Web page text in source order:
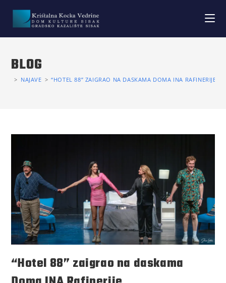
BLOG
> NAJAVE > “HOTEL 88” ZAIGRAO NA DASKAMA DOMA INA RAFINERIJE
“Hotel 88” zaigrao na daskama